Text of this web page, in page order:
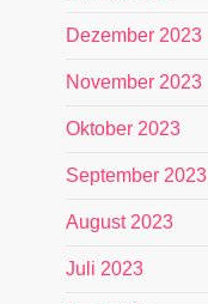
Dezember 2023
November 2023
Oktober 2023
September 2023
August 2023
Juli 2023